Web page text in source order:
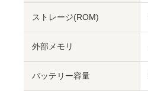
ストレージ(ROM)
外部メモリ
バッテリー容量